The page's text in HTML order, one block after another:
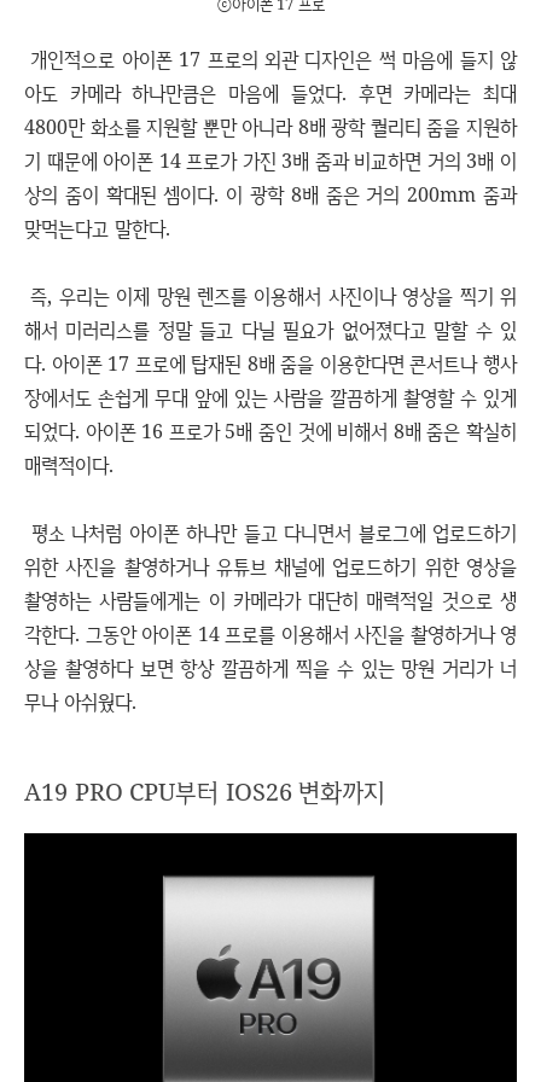
개인적으로 아이폰 17 프로의 외관 디자인은 썩 마음에 들지 않
아도 카메라 하나만큼은 마음에 들었다. 후면 카메라는 최대
4800만 화소를 지원할 뿐만 아니라 8배 광학 퀄리티 줌을 지원하
기 때문에 아이폰 14 프로가 가진 3배 줌과 비교하면 거의 3배 이
상의 줌이 확대된 셈이다. 이 광학 8배 줌은 거의 200mm 줌과
맞먹는다고 말한다.
즉, 우리는 이제 망원 렌즈를 이용해서 사진이나 영상을 찍기 위
해서 미러리스를 정말 들고 다닐 필요가 없어졌다고 말할 수 있
다. 아이폰 17 프로에 탑재된 8배 줌을 이용한다면 콘서트나 행사
장에서도 손쉽게 무대 앞에 있는 사람을 깔끔하게 촬영할 수 있게
되었다. 아이폰 16 프로가 5배 줌인 것에 비해서 8배 줌은 확실히
매력적이다.
평소 나처럼 아이폰 하나만 들고 다니면서 블로그에 업로드하기
위한 사진을 촬영하거나 유튜브 채널에 업로드하기 위한 영상을
촬영하는 사람들에게는 이 카메라가 대단히 매력적일 것으로 생
각한다. 그동안 아이폰 14 프로를 이용해서 사진을 촬영하거나 영
상을 촬영하다 보면 항상 깔끔하게 찍을 수 있는 망원 거리가 너
무나 아쉬웠다.
A19 PRO CPU부터 IOS26 변화까지